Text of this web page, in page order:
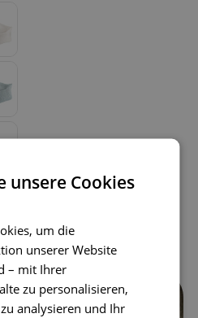
unsere Cookies
um die
unserer Website
– mit Ihrer
zu personalisieren,
analysieren und Ihr